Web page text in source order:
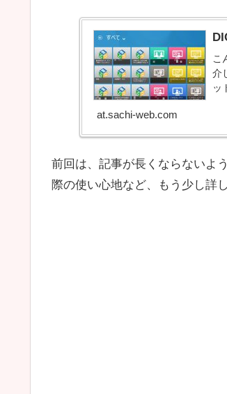
こ
介
ッ
at.sachi-web.com
前回は、記事が長くならないよ
際の使い心地など、もう少し詳